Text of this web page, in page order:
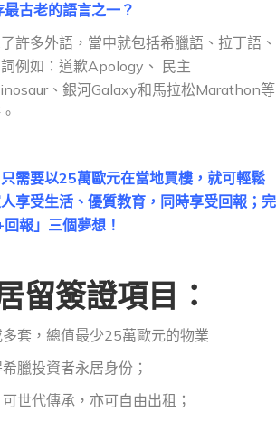
古老的語言之一？
許多外語，當中就包括希臘語、拉丁語、
例如：道歉Apology、 民主
、銀河Galaxy和馬拉松Marathon等
需要以25萬歐元在當地買樓，就可輕鬆
享受生活、優質教育，同時享受回報；完
報」三個夢想！
留簽證項目：
套， 總值最少25萬歐元的物業
臘投資者永居身份；
世代傳承，亦可自由出租；